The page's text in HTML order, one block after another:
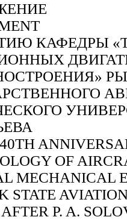
КАФЕДРЫ
OF
MECHANICAL
STATE
P. A.